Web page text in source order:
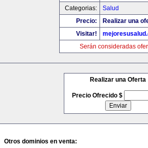
Categorias:
Salud
Precio:
Realizar una
Visitar!
Serán consideradas
Realizar una Oferta
Precio Ofrecido $
Otros dominios en venta: